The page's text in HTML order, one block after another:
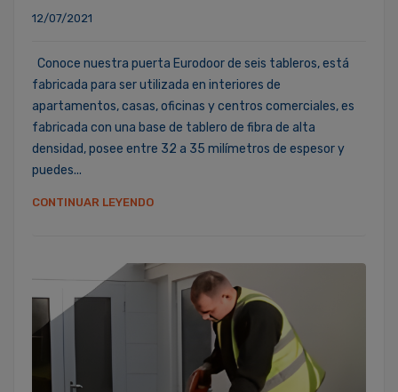
12/07/2021
Conoce nuestra puerta Eurodoor de seis tableros, está
fabricada para ser utilizada en interiores de
apartamentos, casas, oficinas y centros comerciales, es
fabricada con una base de tablero de fibra de alta
densidad, posee entre 32 a 35 milímetros de espesor y
puedes...
CONTINUAR LEYENDO